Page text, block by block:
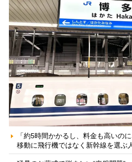
「約5時間かかるし、料金も高いの
移動に飛行機ではなく新幹線を選ぶ